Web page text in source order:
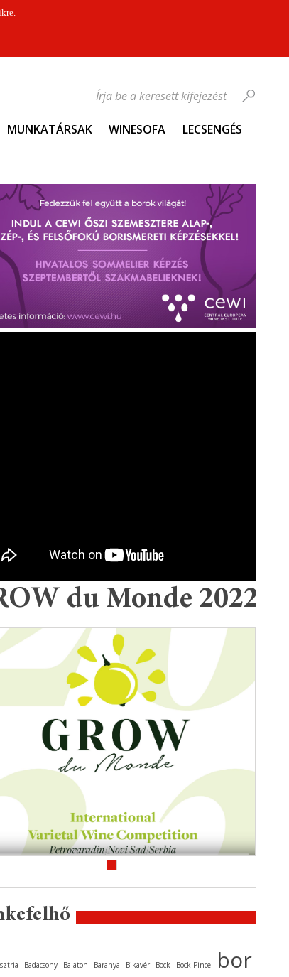
MUNKATÁRSAK WINESOFA LECSENGÉS
Írja be a keresett kifejezést
du Monde 2022
Badacsony Balaton Baranya Bikavér Bock Bock Pince bor